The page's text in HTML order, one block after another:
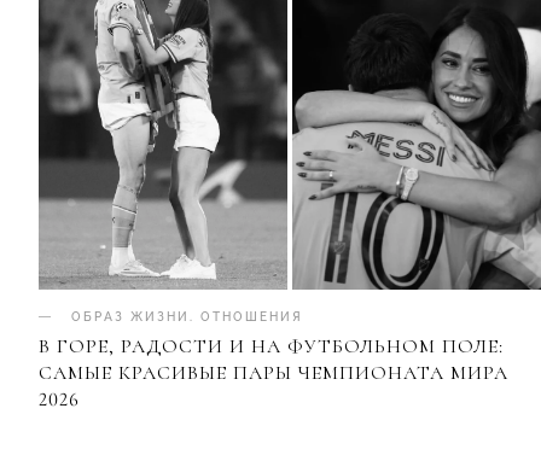
ОБРАЗ ЖИЗНИ ОТНОШЕНИЯ
В ГОРЕ, РАДОСТИ И НА ФУТБОЛЬНОМ ПОЛЕ:
САМЫЕ КРАСИВЫЕ ПАРЫ ЧЕМПИОНАТА МИРА
2026